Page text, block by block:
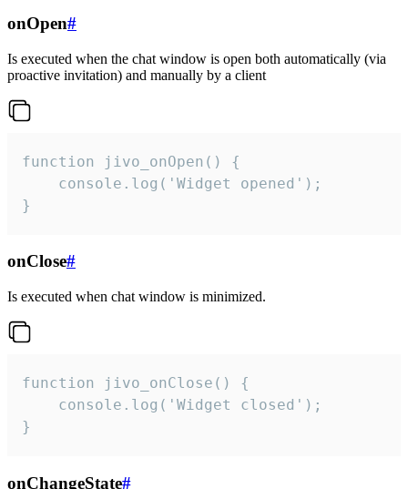
onOpen#
Is executed when the chat window is open both automatically (via
proactive invitation) and manually by a client
function jivo_onOpen() {
    console.log('Widget opened');
}
onClose#
Is executed when chat window is minimized.
function jivo_onClose() {
    console.log('Widget closed');
}
onChangeState#